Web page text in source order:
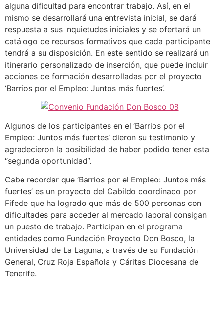
alguna dificultad para encontrar trabajo. Así, en el
mismo se desarrollará una entrevista inicial, se dará
respuesta a sus inquietudes iniciales y se ofertará un
catálogo de recursos formativos que cada participante
tendrá a su disposición. En este sentido se realizará un
itinerario personalizado de inserción, que puede incluir
acciones de formación desarrolladas por el proyecto
‘Barrios por el Empleo: Juntos más fuertes’.
Algunos de los participantes en el ‘Barrios por el
Empleo: Juntos más fuertes’ dieron su testimonio y
agradecieron la posibilidad de haber podido tener esta
“segunda oportunidad”.
Cabe recordar que ‘Barrios por el Empleo: Juntos más
fuertes’ es un proyecto del Cabildo coordinado por
Fifede que ha logrado que más de 500 personas con
dificultades para acceder al mercado laboral consigan
un puesto de trabajo. Participan en el programa
entidades como Fundación Proyecto Don Bosco, la
Universidad de La Laguna, a través de su Fundación
General, Cruz Roja Española y Cáritas Diocesana de
Tenerife.